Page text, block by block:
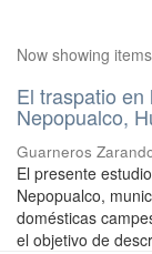
Now showing
El traspatio
Nepopualco,
Guarneros
El presente
Nepopualco,
domésticas
el objetivo de